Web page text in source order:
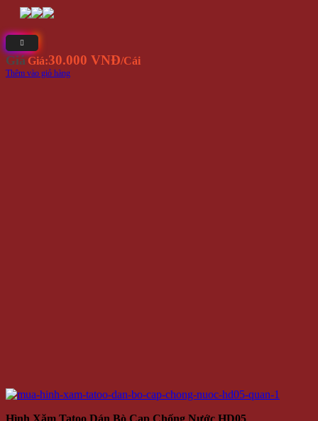
Giá Giá:30.000 VNĐ/Cái
Thêm vào giỏ hàng